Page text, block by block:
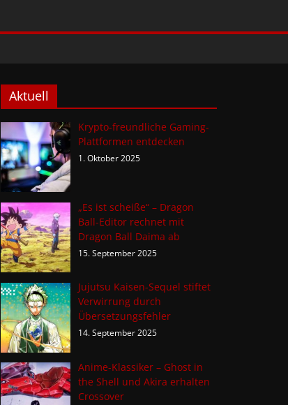
Aktuell
Krypto-freundliche Gaming-
Plattformen entdecken
1. Oktober 2025
„Es ist scheiße“ – Dragon
Ball-Editor rechnet mit
Dragon Ball Daima ab
15. September 2025
Jujutsu Kaisen-Sequel stiftet
Verwirrung durch
Übersetzungsfehler
14. September 2025
Anime-Klassiker – Ghost in
the Shell und Akira erhalten
Crossover